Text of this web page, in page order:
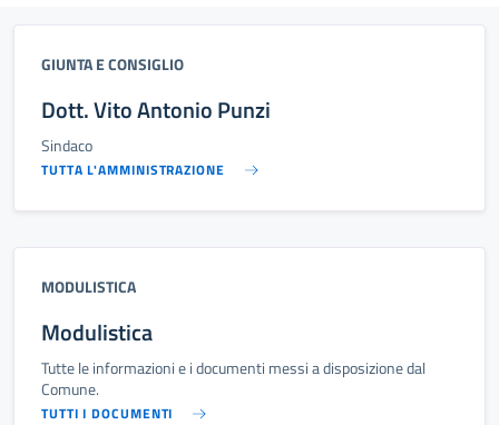
GIUNTA E CONSIGLIO
Dott. Vito Antonio Punzi
Sindaco
TUTTA L'AMMINISTRAZIONE
MODULISTICA
Modulistica
Tutte le informazioni e i documenti messi a disposizione dal
Comune.
TUTTI I DOCUMENTI